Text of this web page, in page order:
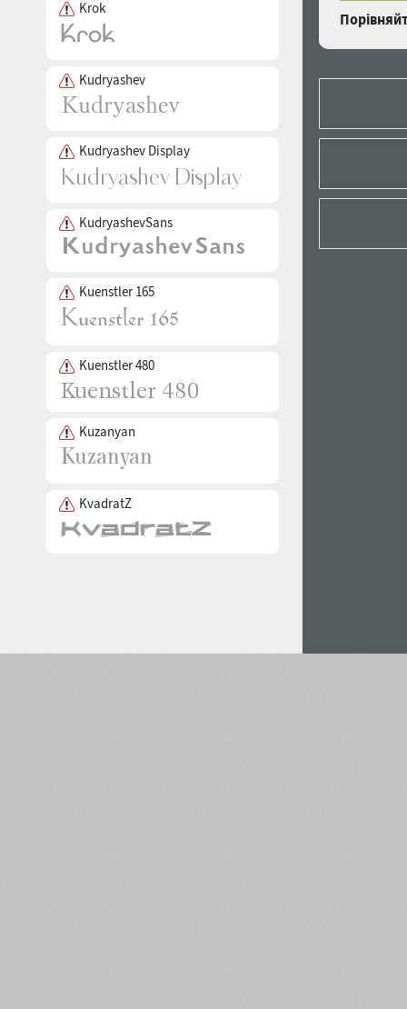
Krok
Kudryashev
Kudryashev Display
KudryashevSans
Kuenstler 165
Kuenstler 480
Kuzanyan
KvadratZ